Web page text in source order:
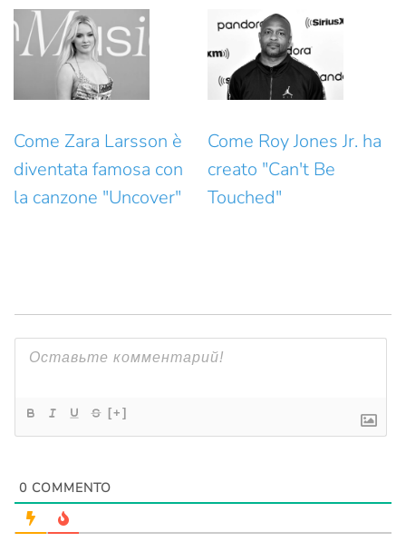
Come Zara Larsson è
diventata famosa con
la canzone "Uncover"
Come Roy Jones Jr. ha
creato "Can't Be
Touched"
[+]
0 COMMENTO